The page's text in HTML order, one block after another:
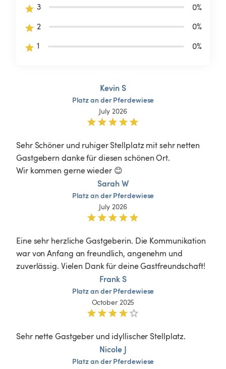
3
0%
2
0%
1
0%
Kevin S
PlatzanderPferdewiese
July 2026
Sehr Schöner und ruhiger Stellplatz mit sehr netten
Gastgebern danke für diesen schönen Ort.
Wir kommen gerne wieder 😊
Sarah W
PlatzanderPferdewiese
July 2026
Eine sehr herzliche Gastgeberin. Die Kommunikation
war von Anfang an freundlich, angenehm und
zuverlässig. Vielen Dank für deine Gastfreundschaft!
Frank S
PlatzanderPferdewiese
October 2025
Sehr nette Gastgeber und idyllischer Stellplatz.
Nicole J
PlatzanderPferdewiese